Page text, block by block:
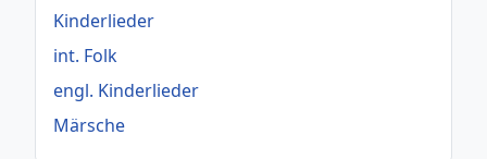
Kinderlieder
int. Folk
engl. Kinderlieder
Märsche